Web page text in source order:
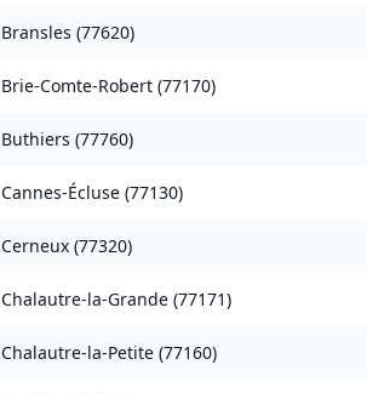
Bransles (77620)
Brie-Comte-Robert (77170)
Buthiers (77760)
Cannes-Écluse (77130)
Cerneux (77320)
Chalautre-la-Grande (77171)
Chalautre-la-Petite (77160)